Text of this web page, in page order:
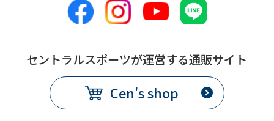
セントラルスポーツが運営する通販サイト
Cen's shop